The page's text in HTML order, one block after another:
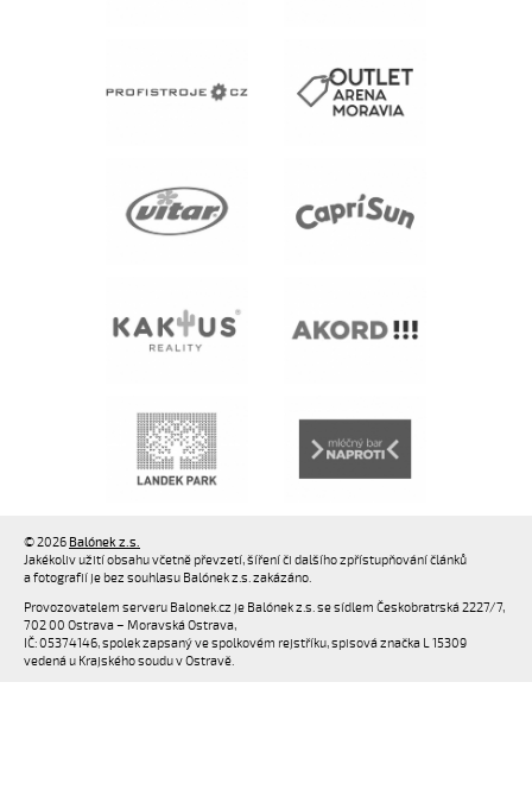
© 2026 Balónek z.s.
Jakékoliv užití obsahu včetně převzetí, šíření či dalšího zpřístupňování článků
a fotografií je bez souhlasu Balónek z.s. zakázáno.
Provozovatelem serveru Balonek.cz je Balónek z.s. se sídlem Českobratrská 2227/7,
702 00 Ostrava – Moravská Ostrava,
IČ: 05374146, spolek zapsaný ve spolkovém rejstříku, spisová značka L 15309
vedená u Krajského soudu v Ostravě.